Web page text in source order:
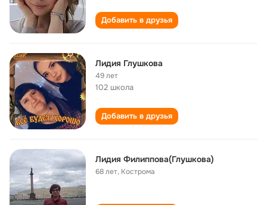
Добавить в друзья
Лидия Глушкова
49 лет
102 школа
Добавить в друзья
Лидия Филиппова(Глушкова)
68 лет, Кострома